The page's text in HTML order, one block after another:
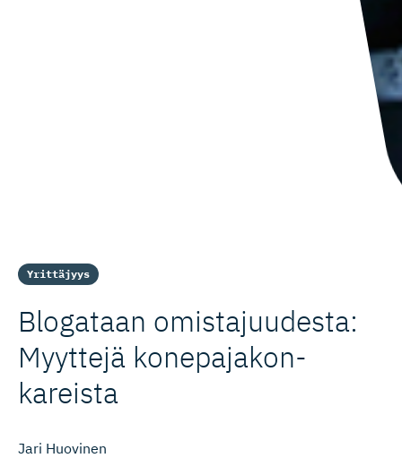
Yrittäjyys
Blogataan omistajuu­desta:
Myyttejä konepajakon­
kareista
Jari Huovinen